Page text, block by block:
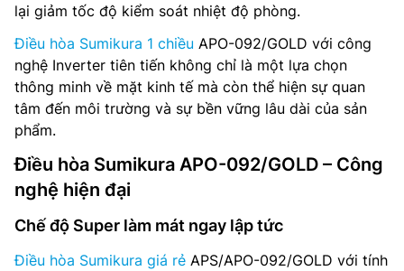
lại giảm tốc độ kiểm soát nhiệt độ phòng.
Điều hòa Sumikura 1 chiều APO-092/GOLD với công
nghệ Inverter tiên tiến không chỉ là một lựa chọn
thông minh về mặt kinh tế mà còn thể hiện sự quan
tâm đến môi trường và sự bền vững lâu dài của sản
phẩm.
Điều hòa Sumikura APO-092/GOLD – Công
nghệ hiện đại
Chế độ Super làm mát ngay lập tức
Điều hòa Sumikura giá rẻ APS/APO-092/GOLD với tính